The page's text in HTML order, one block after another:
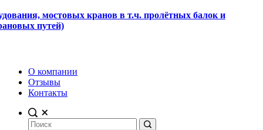
мостовых кранов в т.ч. пролётных балок и
путей)
О компании
Отзывы
Контакты